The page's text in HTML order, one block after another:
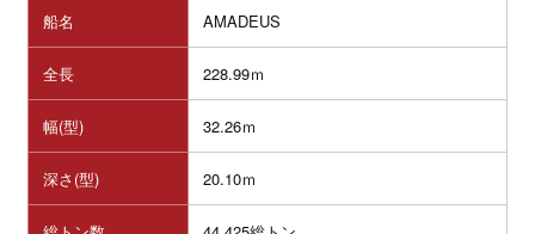
船名 AMADEUS
全長 228.99ｍ
幅(型) 32.26ｍ
深さ(型) 20.10ｍ